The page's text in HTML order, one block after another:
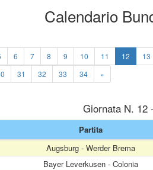
Calendario
6 7 8 9 10 11 12 13
31 32 33 34 »
Giornata N. 12
Partita
Augsburg - Werder Brema
Bayer Leverkusen - Colonia